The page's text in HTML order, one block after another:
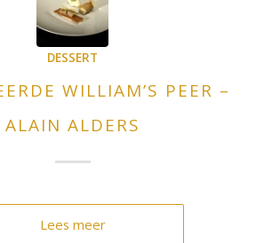
DESSERT
WILLIAM’S PEER –
ALAIN ALDERS
Lees meer